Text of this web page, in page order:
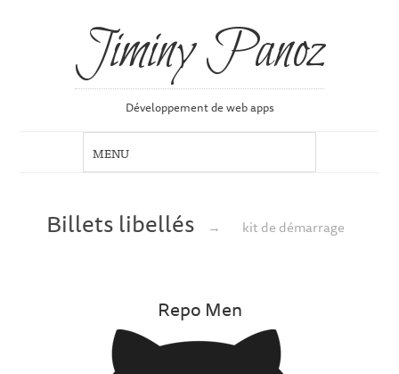
Jiminy Panoz
Développement de web apps
Billets libellés → kit de démarrage
Repo Men